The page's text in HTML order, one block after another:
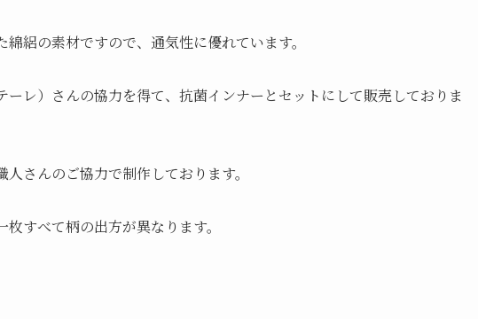
絽の素材ですので、通気性に優れています。
ーレ）さんの協力を得て、抗菌インナーとセットにして販売しておりま
さんのご協力で制作しております。
すべて柄の出方が異なります。